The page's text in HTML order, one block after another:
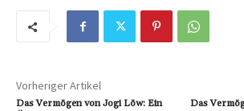
Vorheriger Artikel
Das Vermögen von Jogi Löw: Ein
Das